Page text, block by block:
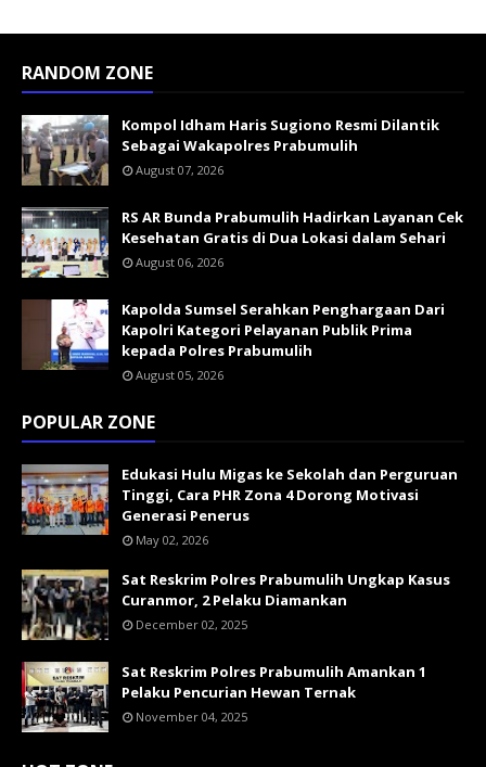
RANDOM ZONE
Kompol Idham Haris Sugiono Resmi Dilantik
Sebagai Wakapolres Prabumulih
August 07, 2026
RS AR Bunda Prabumulih Hadirkan Layanan Cek
Kesehatan Gratis di Dua Lokasi dalam Sehari
August 06, 2026
Kapolda Sumsel Serahkan Penghargaan Dari
Kapolri Kategori Pelayanan Publik Prima
kepada Polres Prabumulih
August 05, 2026
POPULAR ZONE
Edukasi Hulu Migas ke Sekolah dan Perguruan
Tinggi, Cara PHR Zona 4 Dorong Motivasi
Generasi Penerus
May 02, 2026
Sat Reskrim Polres Prabumulih Ungkap Kasus
Curanmor, 2 Pelaku Diamankan
December 02, 2025
Sat Reskrim Polres Prabumulih Amankan 1
Pelaku Pencurian Hewan Ternak
November 04, 2025